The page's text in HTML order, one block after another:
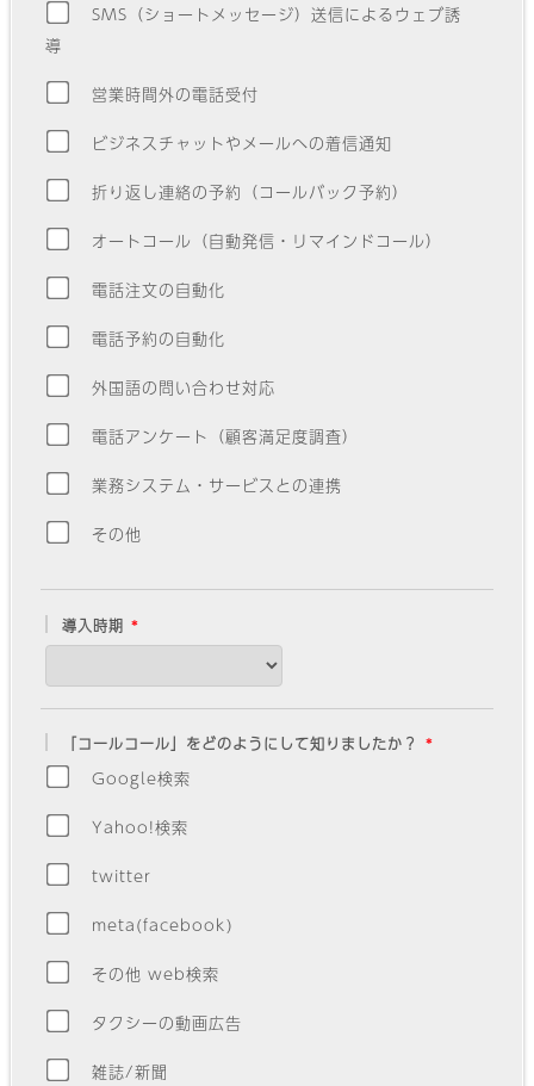
SMS（ショートメッセージ）送信によるウェブ誘
導
営業時間外の電話受付
ビジネスチャットやメールへの着信通知
折り返し連絡の予約（コールバック予約）
オートコール（自動発信・リマインドコール）
電話注文の自動化
電話予約の自動化
外国語の問い合わせ対応
電話アンケート（顧客満足度調査）
業務システム・サービスとの連携
その他
導入時期
「コールコール」をどのようにして知りましたか？
Google検索
Yahoo!検索
twitter
meta(facebook)
その他 web検索
タクシーの動画広告
雑誌/新聞